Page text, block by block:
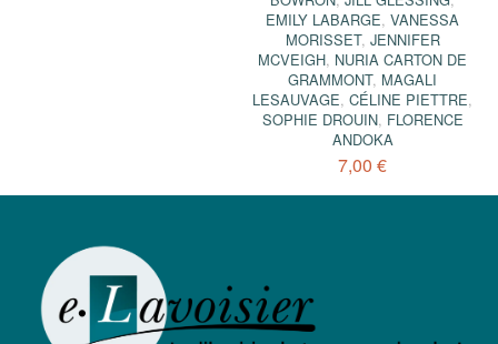
EMILY LABARGE,VANESSA
MORISSET, JENNIFER
MCVEIGH, NURIA CARTON DE
GRAMMONT, MAGALI
LESAUVAGE,CÉLINE PIETTRE,
SOPHIE DROUIN, FLORENCE
ANDOKA
7,00 €